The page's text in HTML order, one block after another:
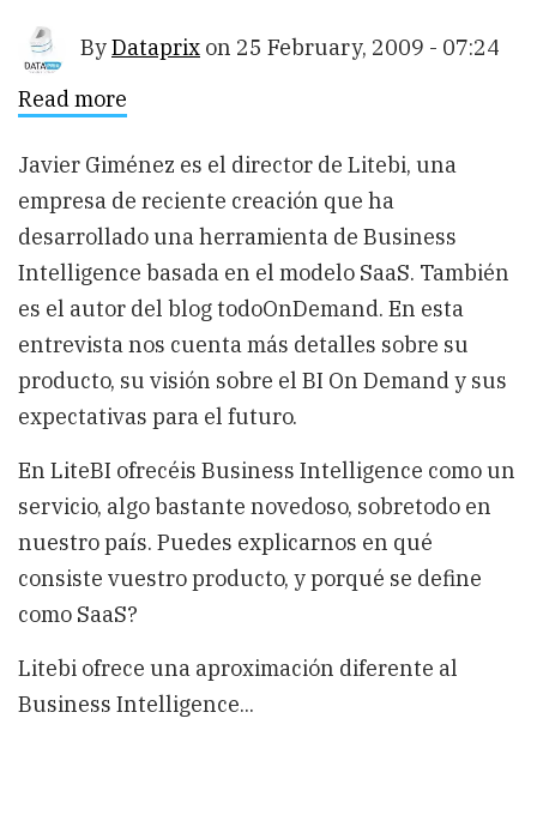
ByDataprix on 25 February, 2009 - 07:24
Read more
Javier
Giménez,
director
de
Litebi
Javier Giménez es el director de Litebi, una
empresa de reciente creación que ha
desarrollado una herramienta de Business
Intelligence basada en el modelo SaaS. También
es el autor del blog todoOnDemand. En esta
entrevista nos cuenta más detalles sobre su
producto, su visión sobre el BI On Demand y sus
expectativas para el futuro.
En LiteBI ofrecéis Business Intelligence como un
servicio, algo bastante novedoso, sobretodo en
nuestro país. Puedes explicarnos en qué
consiste vuestro producto, y porqué se define
como SaaS?
Litebi ofrece una aproximación diferente al
Business Intelligence...